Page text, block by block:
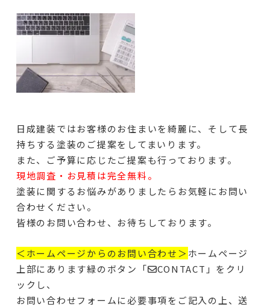
日成建装ではお客様のお住まいを綺麗に、そして長
持ちする塗装のご提案をしてまいります。
また、ご予算に応じたご提案も行っております。
現地調査・お見積は完全無料。
塗装に関するお悩みがありましたらお気軽にお問い
合わせください。
皆様のお問い合わせ、お待ちしております。
＜ホームページからのお問い合わせ＞ホームページ
上部にあります緑のボタン「✉CONTACT」をクリ
ックし、
お問い合わせフォームに必要事項をご記入の上、送